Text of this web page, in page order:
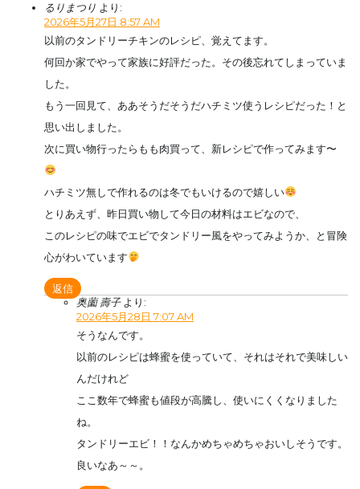
るりまつり より:
2026年5月27日 8:57 AM
以前のタンドリーチキンのレシピ、覚えてます。
何回か家でやって家族に好評だった。その後忘れてしまっていま
した。
もう一回見て、ああそうだそうだハチミツ使うレシピだった！と
思い出しました。
次に買い物行ったらもも肉買って、新レシピで作ってみます〜
ハチミツ無しで作れるのは冬でもいけるので嬉しい
とりあえず、昨日買い物して今日の材料はエビなので、
このレシピの味でエビでタンドリー風をやってみようか、と冒険
心がわいています
返信
奥薗 壽子 より:
2026年5月28日 7:07 AM
そうなんです。
以前のレシピは蜂蜜を使っていて、それはそれで美味しい
んだけれど
ここ数年で蜂蜜も値段が高騰し、使いにくくなりました
ね。
タンドリーエビ！！なんかめちゃめちゃおいしそうです。
良いなあ～～。